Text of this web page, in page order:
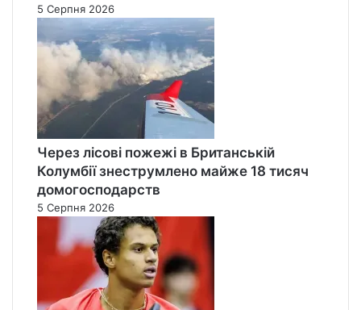
5 Серпня 2026
Через лісові пожежі в Британській
Колумбії знеструмлено майже 18 тисяч
домогосподарств
5 Серпня 2026